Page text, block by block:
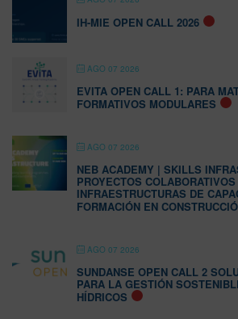
IH-MIE OPEN CALL 2026
AGO 07 2026
EVITA OPEN CALL 1: PARA
FORMATIVOS MODULARES
AGO 07 2026
NEB ACADEMY | SKILLS
PROYECTOS
INFRAESTRUCTURAS DE
FORMACIÓN EN
AGO 07 2026
SUNDANSE OPEN CALL 2
PARA LA GESTIÓN
HÍDRICOS